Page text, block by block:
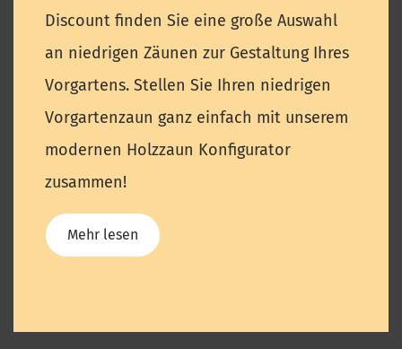
Discount finden Sie eine große Auswahl
an niedrigen Zäunen zur Gestaltung Ihres
Vorgartens. Stellen Sie Ihren niedrigen
Vorgartenzaun ganz einfach mit unserem
modernen Holzzaun Konfigurator
zusammen!
Mehr lesen